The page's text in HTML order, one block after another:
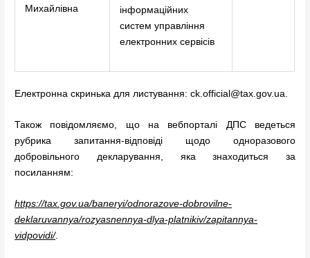
Михайлівна
інформаційних
систем управління
електронних сервісів
Електронна скринька для листування:сk.official@tax.gov.ua.
Також повідомляємо, що на вебпорталі ДПС ведеться
рубрика запитання-відповіді щодо одноразового
добровільного декларування, яка знаходиться за
посиланням:
https://tax.gov.ua/baneryi/odnorazove-dobrovilne-
deklaruvannya/rozyasnennya-dlya-platnikiv/zapitannya-
vidpovidi/.